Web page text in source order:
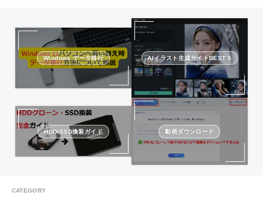
Windows データ移行 AIイラスト生成サイトBEST 5
HDD/SSD換装ガイド 動画ダウンロード